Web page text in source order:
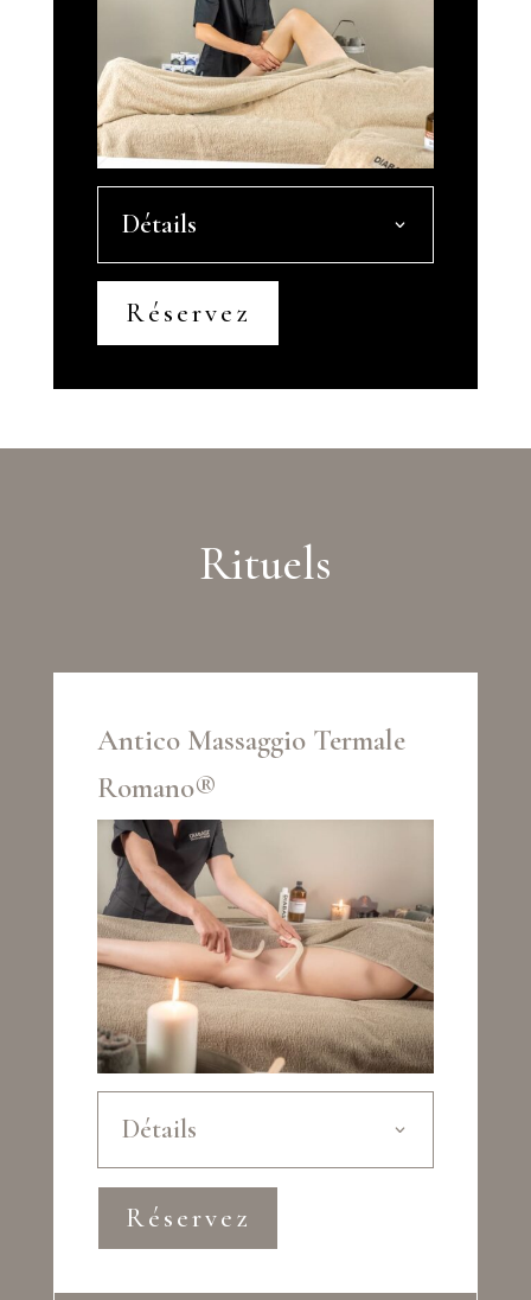
Détails
Réservez
Rituels
Antico Massaggio Termale
Romano®
Détails
Réservez